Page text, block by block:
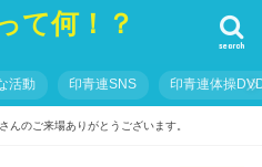
search
活動 印青連SNS 印青連体操
んのご来場ありがとうございます。